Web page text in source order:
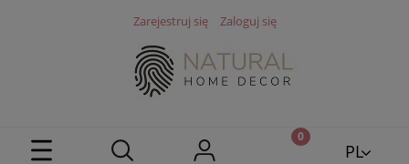
Zarejestruj się Zaloguj się
PL